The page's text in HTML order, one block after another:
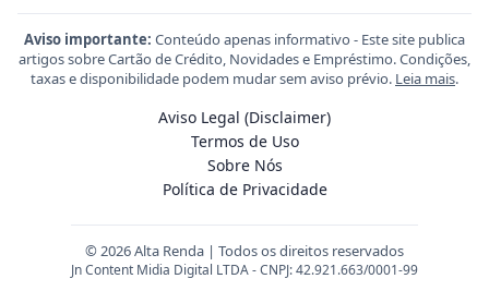
Aviso importante: Conteúdo apenas informativo - Este site publica
artigos sobre Cartão de Crédito, Novidades e Empréstimo. Condições,
taxas e disponibilidade podem mudar sem aviso prévio. Leia mais.
Aviso Legal (Disclaimer)
Termos de Uso
Sobre Nós
Política de Privacidade
© 2026 Alta Renda | Todos os direitos reservados
Jn Content Midia Digital LTDA - CNPJ: 42.921.663/0001-99